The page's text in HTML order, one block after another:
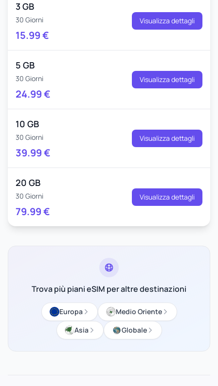
3 GB
30 Giorni
15.99€
Visualizza dettagli
5 GB
30 Giorni
24.99€
Visualizza dettagli
10 GB
30 Giorni
39.99€
Visualizza dettagli
20 GB
30 Giorni
79.99€
Visualizza dettagli
Trova più piani eSIM per altre destinazioni
Europa
Medio Oriente
Asia
Globale